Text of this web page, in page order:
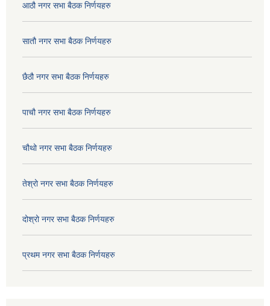
आठौ नगर सभा बैठक निर्णयहरु
सातौ नगर सभा बैठक निर्णयहरु
छैठौ नगर सभा बैठक निर्णयहरु
पाचौ नगर सभा बैठक निर्णयहरु
चौथो नगर सभा बैठक निर्णयहरु
तेश्रो नगर सभा बैठक निर्णयहरु
दोश्रो नगर सभा बैठक निर्णयहरु
प्रथम नगर सभा बैठक निर्णयहरु